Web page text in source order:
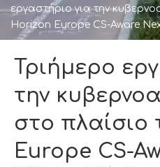
εργαστήριο για την
Horizon Europe CS-Aware
Τριήμερο
την
στο πλαίσιο
Europe CS-